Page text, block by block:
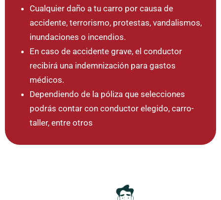
Cualquier daño a tu carro por causa de
accidente, terrorismo, protestas, vandalismos,
inundaciones o incendios.
En caso de accidente grave, el conductor
recibirá una indemnización para gastos
médicos.
Dependiendo de la póliza que selecciones
podrás contar con conductor elegido, carro-
taller, entre otros